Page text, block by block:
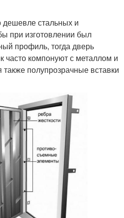
дешевле стальных и
при изготовлении был
профиль, тогда дверь
часто компонуют с металлом и
полупрозрачные вставки